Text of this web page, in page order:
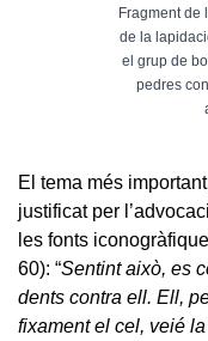
Fragment de
de la
el grup de
pedres
El tema més
justificat per
les fonts
60): “Sentint això, es
dents contra ell. Ell,
fixament el cel, veié